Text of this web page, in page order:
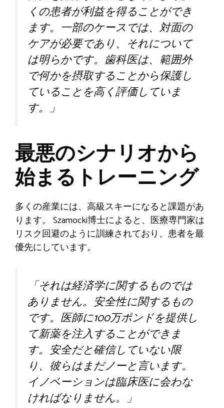
くの患者が利益を得ることができ
ます。一部のケースでは、対面の
ケアが必要であり、それについて
は明らかです。歯科医は、範囲外
で何かを摂取することから保護し
ていることを高く評価していま
す。」
最悪のシナリオから
始まるトレーニング
多くの産業には、高級スキーになると課題があ
ります。 Szamocki博士によると、医療専門家は
リスク回避のように訓練されており、患者を最
優先にしています。
「それは経済学に関するものでは
ありません。安全性に関するもの
です。医師に100万ポンドを提供し
て新薬を注入することができま
す。安全だと確信していない限
り、彼らはまだノーと言います。
イノベーションは臨床医に会わな
ければなりません。」